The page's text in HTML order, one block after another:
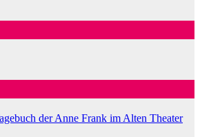
der Anne Frank im Alten Theater